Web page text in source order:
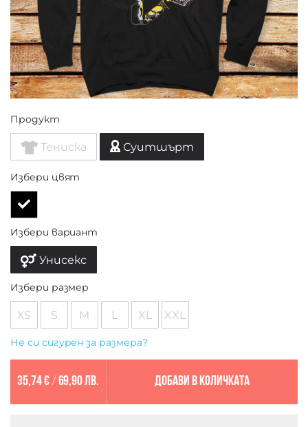
Продукт
Тениска Суитшърт
Избери цвят
Избери вариант
Унисекс
Избери размер
XS S M L XL XXL
Не си сигурен за размера?
35,74 €/ 69,90 лв. Добави в количката